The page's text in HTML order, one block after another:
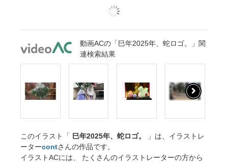
動画ACの「巳年2025年、蛇ロゴ。」関
連検索結果
このイラスト「 巳年2025年、蛇ロゴ。
」は、イラストレ
ーターcontさんの作品です。
イラストACには、 たくさんのイラストレーターの方から